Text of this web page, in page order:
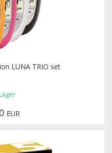
LUNA TRIO set
EUR